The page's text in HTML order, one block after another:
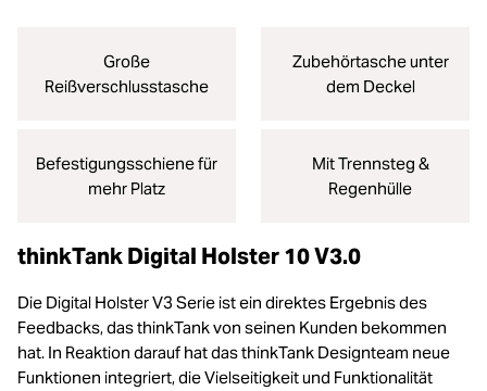
Große
Reißverschlusstasche
Zubehörtasche unter
dem Deckel
Befestigungsschiene für
mehr Platz
Mit Trennsteg &
Regenhülle
thinkTank Digital Holster 10 V3.0
Die Digital Holster V3 Serie ist ein direktes Ergebnis des
Feedbacks, das thinkTank von seinen Kunden bekommen
hat. In Reaktion darauf hat das thinkTank Designteam neue
Funktionen integriert, die Vielseitigkeit und Funktionalität